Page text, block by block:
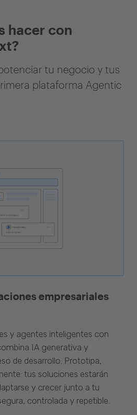
hacer con
tu negocio y tus
plataforma Agentic
empresariales
y agentes inteligentes con
IA generativa y
de desarrollo. Prototipa,
tus soluciones estarán
y crecer junto a tu
controlada y repetible.